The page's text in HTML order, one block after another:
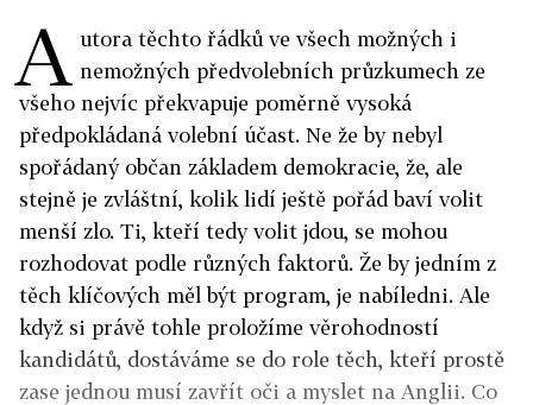
A utora těchto řádků ve všech možných i
nemožných předvolebních průzkumech ze
všeho nejvíc překvapuje poměrně vysoká
předpokládaná volební účast. Ne že by nebyl
spořádaný občan základem demokracie, že, ale
stejně je zvláštní, kolik lidí ještě pořád baví volit
menší zlo. Ti, kteří tedy volit jdou, se mohou
rozhodovat podle různých faktorů. Že by jedním z
těch klíčových měl být program, je nabíledni. Ale
když si právě tohle proložíme věrohodností
kandidátů, dostáváme se do role těch, kteří prostě
zase jednou musí zavřít oči a myslet na Anglii. Co